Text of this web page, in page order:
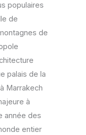
populaires
de
de
palais de la
Marrakech
à
année des
entier